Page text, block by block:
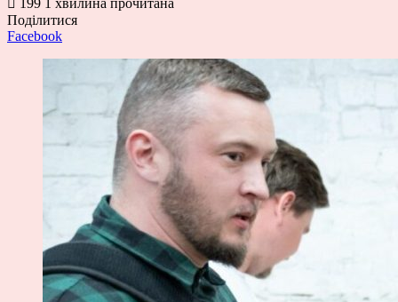
Поділитися
Facebook